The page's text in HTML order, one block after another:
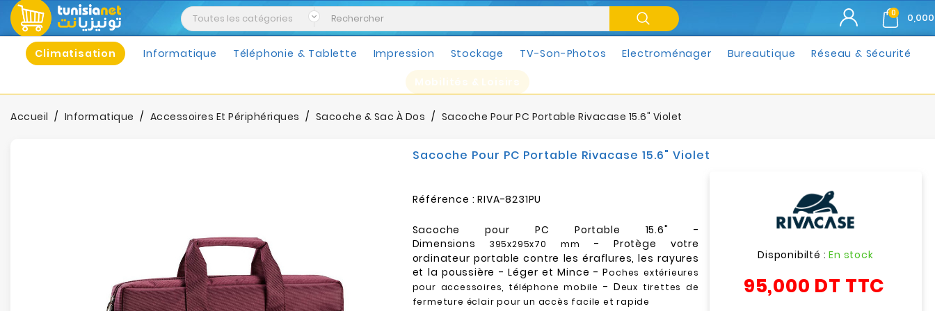
0
Climatisation Informatique Téléphonie & Tablette Impression Stockage TV-Son-Photos Electroménager Bureautique Réseau & Sécurité
Mobilités & Loisirs
Accueil Informatique Accessoires Et Périphériques Sacoche & Sac À Dos Sacoche Pour PC Portable Rivacase 15.6" Violet
Sacoche Pour PC Portable Rivacase 15.6" Violet
Référence : RIVA-8231PU
Sacoche pour PC Portable 15.6" -
Dimensions
395x295x70 mm
- Protège votre
ordinateur portable contre les éraflures, les rayures
et la poussière - Léger et Mince - Poches extérieures
pour accessoires, téléphone mobile - Deux tirettes de
fermeture éclair pour un accès facile et rapide
Disponibilté :En stock
95,000 DT TTC